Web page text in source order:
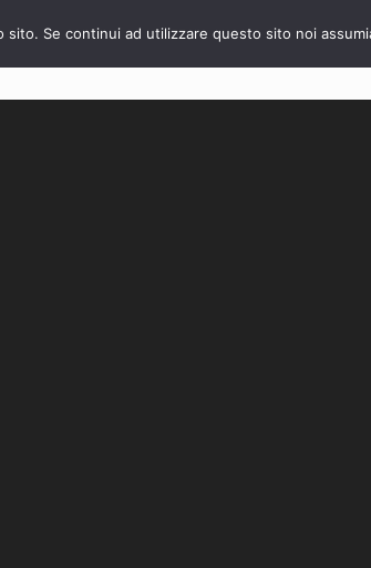
Se continui ad utilizzare questo sito noi